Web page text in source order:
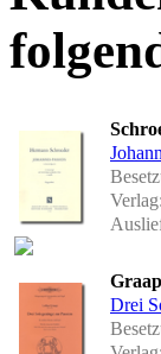
Verlag:
Drei